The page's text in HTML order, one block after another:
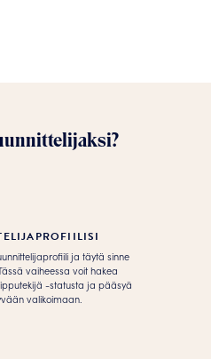
ja täytä sinne
vaiheessa voit hakea
-statusta ja pääsyä
valikoimaan.